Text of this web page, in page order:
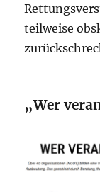
teilweise
„Wer